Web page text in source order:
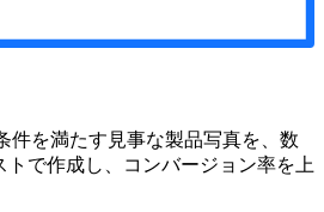
件を満たす見事な製品写真を、数
トで作成し、コンバージョン率を上